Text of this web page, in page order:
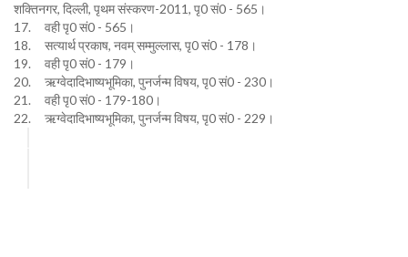
शक्तिनगर, दिल्ली, पृथम संस्करण-2011, पृ0 सं0 - 565।
17. वही पृ0 सं0 - 565।
18. सत्यार्थ प्रकाष, नवम् सम्मुल्लास, पृ0 सं0 - 178।
19. वही पृ0 सं0 - 179।
20. ऋग्वेदादिभाष्यभूमिका, पुनर्जन्म विषय, पृ0 सं0 - 230।
21. वही पृ0 सं0 - 179-180।
22. ऋग्वेदादिभाष्यभूमिका, पुनर्जन्म विषय, पृ0 सं0 - 229।